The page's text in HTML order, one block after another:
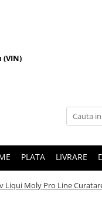
(VIN)
PLATA LIVRARE
Liqui Moly Pro Line